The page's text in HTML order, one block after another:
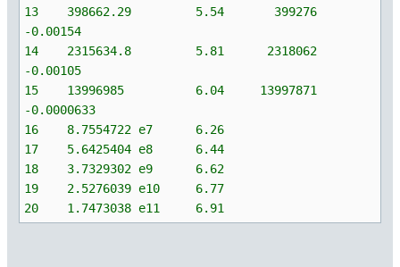
13 398662.29 5.54 399276
-0.00154
14 2315634.8 5.81 2318062
-0.00105
15 13996985 6.04 13997871
-0.0000633
16 8.7554722 e7 6.26
17 5.6425404 e8 6.44
18 3.7329302 e9 6.62
19 2.5276039 e10 6.77
20 1.7473038 e11 6.91